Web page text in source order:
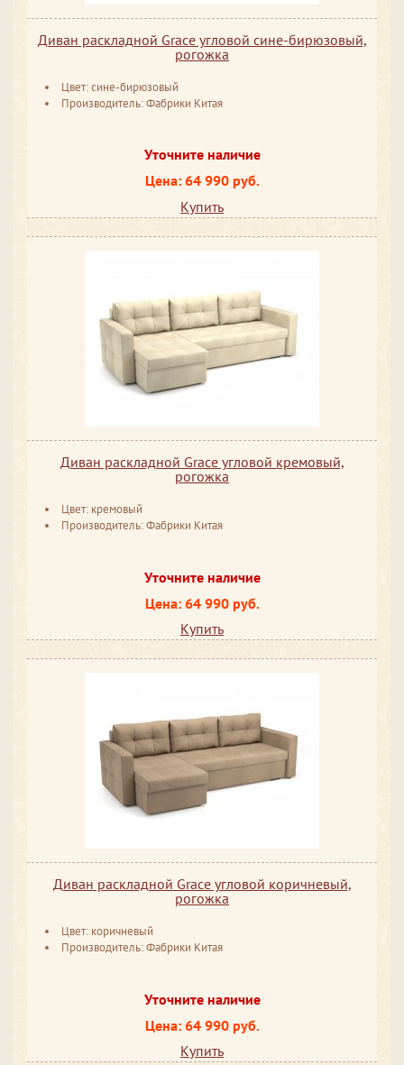
Диван раскладной Grace угловой сине-бирюзовый,
рогожка
Цвет: сине-бирюзовый
Производитель: Фабрики Китая
Уточните наличие
Цена: 64 990 руб.
Купить
Диван раскладной Grace угловой кремовый,
рогожка
Цвет: кремовый
Производитель: Фабрики Китая
Уточните наличие
Цена: 64 990 руб.
Купить
Диван раскладной Grace угловой коричневый,
рогожка
Цвет: коричневый
Производитель: Фабрики Китая
Уточните наличие
Цена: 64 990 руб.
Купить